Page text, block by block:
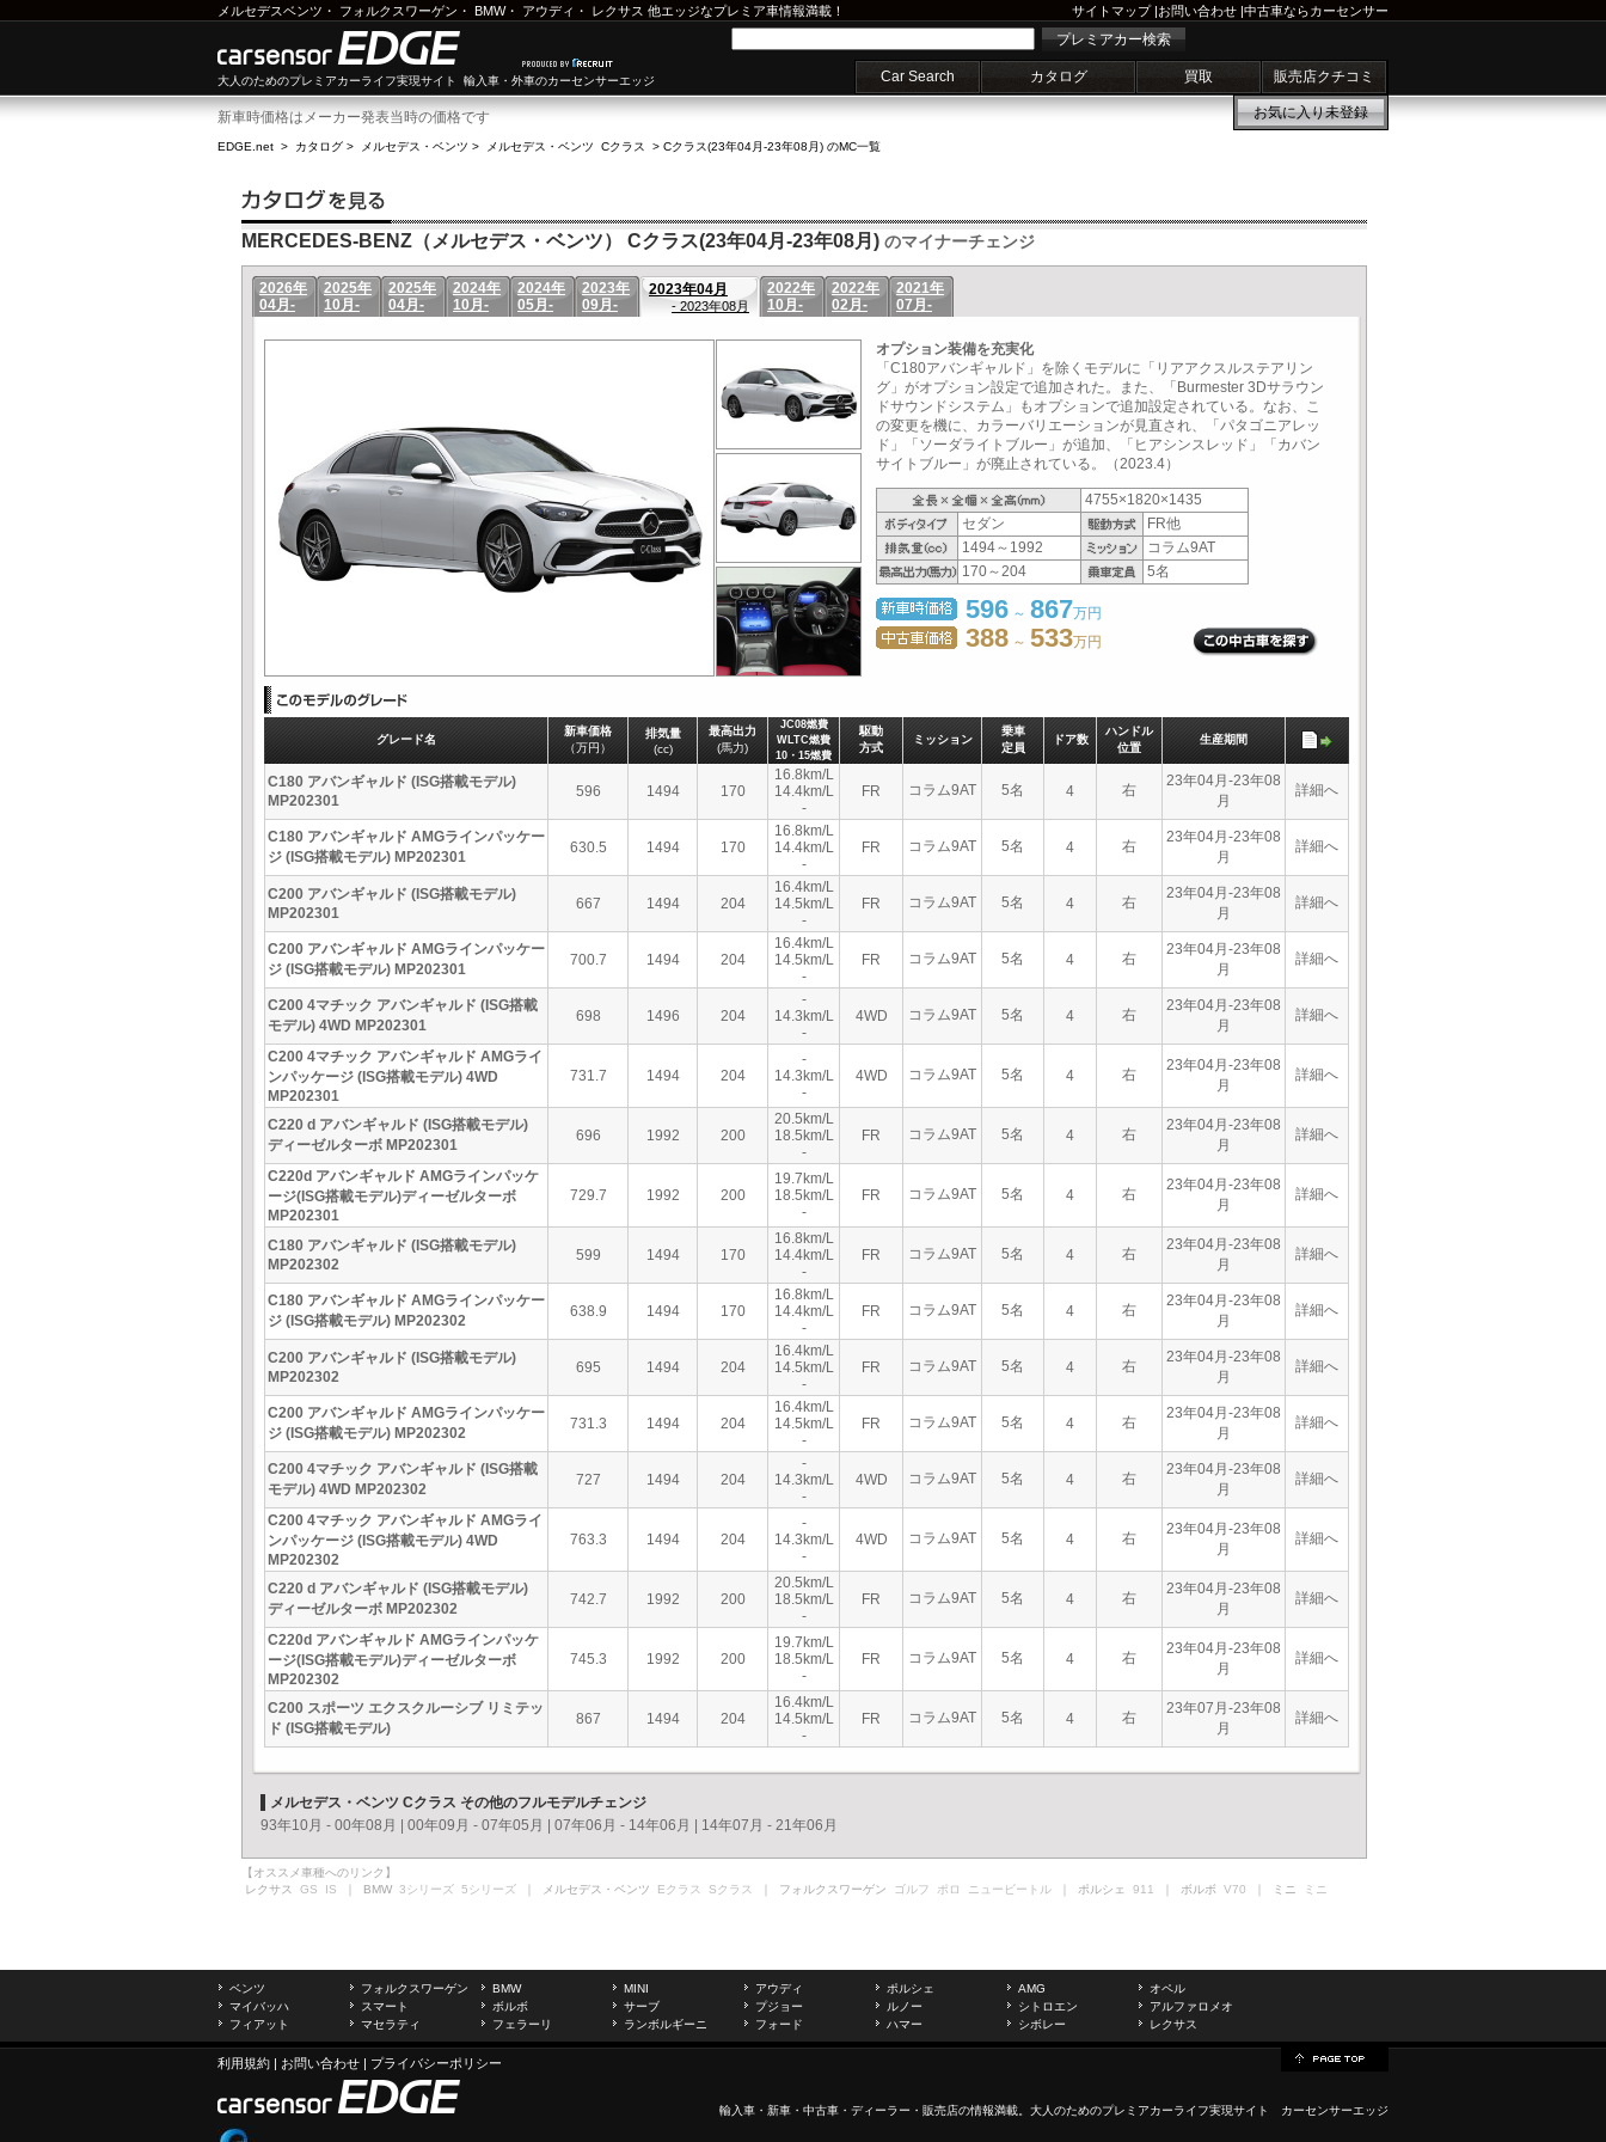
メルセデスベンツ ・ フォルクスワーゲン ・ BMW・ アウディ ・ レクサス 他エッジなプレミア車情報満載！ サイトマップ|お問い合わせ |中古車ならカーセンサー
大人のためのプレミアカーライフ実現サイト 輸入車・外車のカーセンサーエッジ
プレミアカー検索
Car Search カタログ 買取 販売店クチコミ
お気に入り未登録
新車時価格はメーカー発表当時の価格です
EDGE.net > カタログ > メルセデス・ベンツ > メルセデス・ベンツ Cクラス > Cクラス(23年04月-23年08月) のMC一覧
MERCEDES-BENZ（メルセデス・ベンツ） Cクラス(23年04月-23年08月) のマイナーチェンジ
2026年
04月-
2025年
10月-
2025年
04月-
2024年
10月-
2024年
05月-
2023年
09月-
2023年04月
- 2023年08月
2022年
10月-
2022年
02月-
2021年
07月-
オプション装備を充実化
「C180アバンギャルド」を除くモデルに「リアアクスルステアリン
グ」がオプション設定で追加された。また、「Burmester 3Dサラウン
ドサウンドシステム」もオプションで追加設定されている。なお、こ
の変更を機に、カラーバリエーションが見直され、「パタゴニアレッ
ド」「ソーダライトブルー」が追加、「ヒアシンスレッド」「カバン
サイトブルー」が廃止されている。（2023.4）
4755×1820×1435
セダン
FR他
1494～1992
コラム9AT
170～204
5名
596 ～ 867万円
388 ～ 533万円
グレード名
新車価格
（万円）
排気量
(cc)
最高出力
(馬力)
JC08燃費
WLTC燃費
10・15燃費
駆動
方式
ミッション
乗車
定員
ドア数
ハンドル
位置
生産期間
C180 アバンギャルド (ISG搭載モデル)
MP202301
596 1494 170
16.8km/L
14.4km/L
-
FR コラム9AT 5名 4 右
23年04月-23年08
月
詳細へ
C180 アバンギャルド AMGラインパッケー
ジ (ISG搭載モデル) MP202301
630.5 1494 170
16.8km/L
14.4km/L
-
FR コラム9AT 5名 4 右
23年04月-23年08
月
詳細へ
C200 アバンギャルド (ISG搭載モデル)
MP202301
667 1494 204
16.4km/L
14.5km/L
-
FR コラム9AT 5名 4 右
23年04月-23年08
月
詳細へ
C200 アバンギャルド AMGラインパッケー
ジ (ISG搭載モデル) MP202301
700.7 1494 204
16.4km/L
14.5km/L
-
FR コラム9AT 5名 4 右
23年04月-23年08
月
詳細へ
C200 4マチック アバンギャルド (ISG搭載
モデル) 4WD MP202301
698 1496 204
-
14.3km/L
-
4WD コラム9AT 5名 4 右
23年04月-23年08
月
詳細へ
C200 4マチック アバンギャルド AMGライ
ンパッケージ (ISG搭載モデル) 4WD
MP202301
731.7 1494 204
-
14.3km/L
-
4WD コラム9AT 5名 4 右
23年04月-23年08
月
詳細へ
C220 d アバンギャルド (ISG搭載モデル)
ディーゼルターボ MP202301
696 1992 200
20.5km/L
18.5km/L
-
FR コラム9AT 5名 4 右
23年04月-23年08
月
詳細へ
C220d アバンギャルド AMGラインパッケ
ージ(ISG搭載モデル)ディーゼルターボ
MP202301
729.7 1992 200
19.7km/L
18.5km/L
-
FR コラム9AT 5名 4 右
23年04月-23年08
月
詳細へ
C180 アバンギャルド (ISG搭載モデル)
MP202302
599 1494 170
16.8km/L
14.4km/L
-
FR コラム9AT 5名 4 右
23年04月-23年08
月
詳細へ
C180 アバンギャルド AMGラインパッケー
ジ (ISG搭載モデル) MP202302
638.9 1494 170
16.8km/L
14.4km/L
-
FR コラム9AT 5名 4 右
23年04月-23年08
月
詳細へ
C200 アバンギャルド (ISG搭載モデル)
MP202302
695 1494 204
16.4km/L
14.5km/L
-
FR コラム9AT 5名 4 右
23年04月-23年08
月
詳細へ
C200 アバンギャルド AMGラインパッケー
ジ (ISG搭載モデル) MP202302
731.3 1494 204
16.4km/L
14.5km/L
-
FR コラム9AT 5名 4 右
23年04月-23年08
月
詳細へ
C200 4マチック アバンギャルド (ISG搭載
モデル) 4WD MP202302
727 1494 204
-
14.3km/L
-
4WD コラム9AT 5名 4 右
23年04月-23年08
月
詳細へ
C200 4マチック アバンギャルド AMGライ
ンパッケージ (ISG搭載モデル) 4WD
MP202302
763.3 1494 204
-
14.3km/L
-
4WD コラム9AT 5名 4 右
23年04月-23年08
月
詳細へ
C220 d アバンギャルド (ISG搭載モデル)
ディーゼルターボ MP202302
742.7 1992 200
20.5km/L
18.5km/L
-
FR コラム9AT 5名 4 右
23年04月-23年08
月
詳細へ
C220d アバンギャルド AMGラインパッケ
ージ(ISG搭載モデル)ディーゼルターボ
MP202302
745.3 1992 200
19.7km/L
18.5km/L
-
FR コラム9AT 5名 4 右
23年04月-23年08
月
詳細へ
C200 スポーツ エクスクルーシブ リミテッ
ド (ISG搭載モデル)
867 1494 204
16.4km/L
14.5km/L
-
FR コラム9AT 5名 4 右
23年07月-23年08
月
詳細へ
メルセデス・ベンツ Cクラス その他のフルモデルチェンジ
93年10月 - 00年08月
00年09月 - 07年05月 07年06月 - 14年06月 14年07月 - 21年06月
【オススメ車種へのリンク】
レクサス GS IS ｜ BMW 3シリーズ 5シリーズ ｜ メルセデス・ベンツ Eクラス Sクラス ｜ フォルクスワーゲン ゴルフ ポロ ニュービートル ｜ ポルシェ 911 ｜ ボルボ V70 ｜ ミニ ミニ
ベンツ フォルクスワーゲン BMW MINI アウディ ポルシェ AMG
オペル
マイバッハ
スマート ボルボ サーブ プジョー ルノー シトロエン
アルファロメオ
フィアット
マセラティ フェラーリ ランボルギーニ フォード ハマー シボレー レクサス
利用規約 | お問い合わせ | プライバシーポリシー
輸入車 ・新車・ 中古車 ・ディーラー・販売店の情報満載。大人のためのプレミアカーライフ実現サイト カーセンサーエッジ